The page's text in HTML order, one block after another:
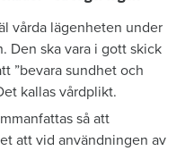
vårda lägenheten under
Den ska vara i gott skick
”bevara sundhet och
kallas vårdplikt.
så att
att vid användningen av